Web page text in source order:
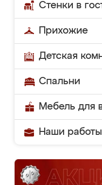
Стенки в
Прихожие
Детская
Спальни
Мебель для
Наши работы